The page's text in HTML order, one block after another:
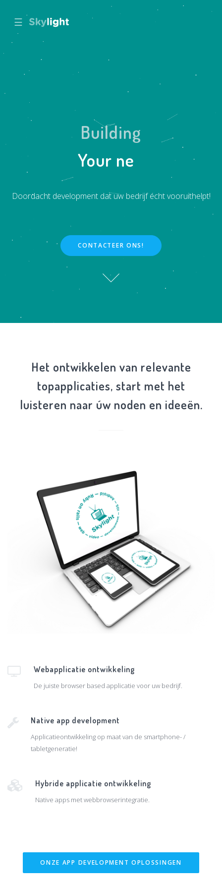
☰
Building
Your nex
Doordacht development dat uw bedrijf écht vooruithelpt!
CONTACTEER ONS!
Het ontwikkelen van relevante
topapplicaties, start met het
luisteren naar úw noden en ideeën.
Webapplicatie ontwikkeling
De juiste browser based applicatie voor uw bedrijf.
Native app development
Applicatieontwikkeling op maat van de smartphone- /
tabletgeneratie!
Hybride applicatie ontwikkeling
Native apps met webbrowserintegratie.
ONZE APP DEVELOPMENT OPLOSSINGEN